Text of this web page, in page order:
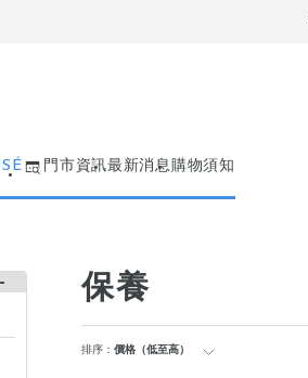
門市資訊最新消息購物須知
保養
排序： 價格（低至高）